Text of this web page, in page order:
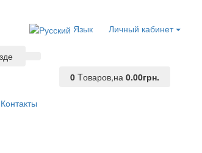
Личный кабинет
Язык
0 Tоваров,на0.00грн.
Контакты